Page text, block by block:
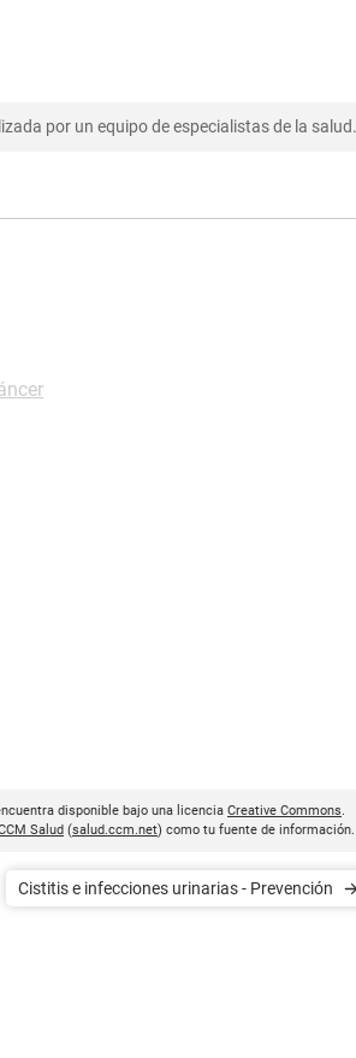
por un equipo de especialistas de la salud.
disponible bajo una licencia Creative Commons.
Salud (salud.ccm.net) como tu fuente de información.
Cistitis e infecciones urinarias - Prevención